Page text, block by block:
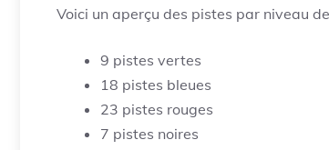
Voici un aperçu des pistes par niveau
9 pistes vertes
18 pistes bleues
23 pistes rouges
7 pistes noires